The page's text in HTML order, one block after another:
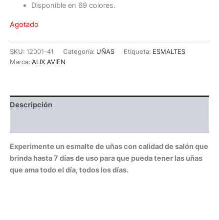
Disponible en 69 colores.
Agotado
SKU: 12001-41 Categoría: UÑAS Etiqueta: ESMALTES
Marca: ALIX AVIEN
Descripción
Experimente un esmalte de uñas con calidad de salón que
brinda hasta 7 días de uso para que pueda tener las uñas
que ama todo el día, todos los días.